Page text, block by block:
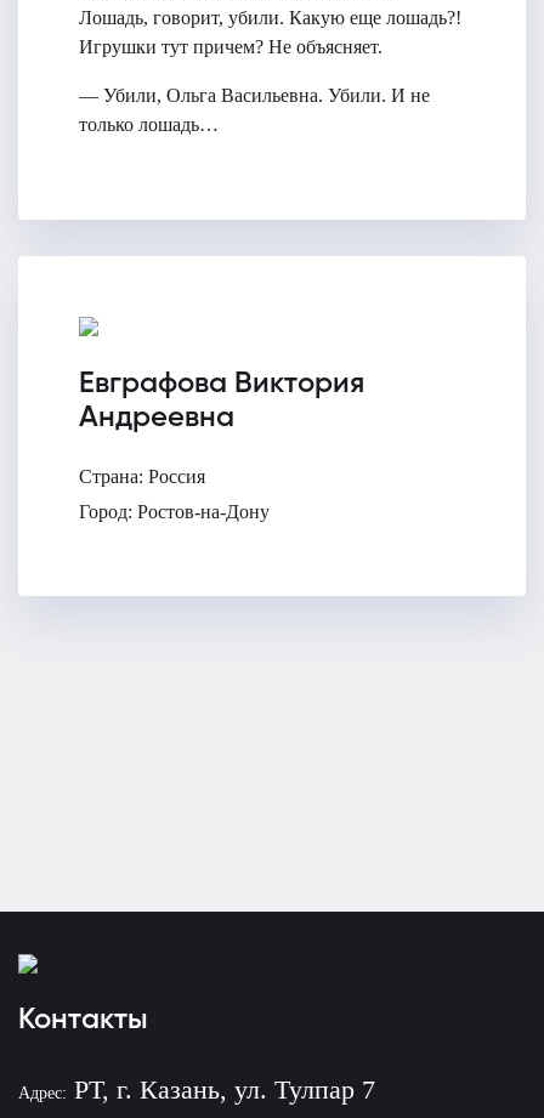
Лошадь, говорит, убили. Какую еще лошадь?!
Игрушки тут причем? Не объясняет.
— Убили, Ольга Васильевна. Убили. И не
только лошадь…
Евграфова Виктория
Андреевна
Страна: Россия
Город: Ростов-на-Дону
Контакты
Адрес: РТ, г. Казань, ул. Тулпар 7